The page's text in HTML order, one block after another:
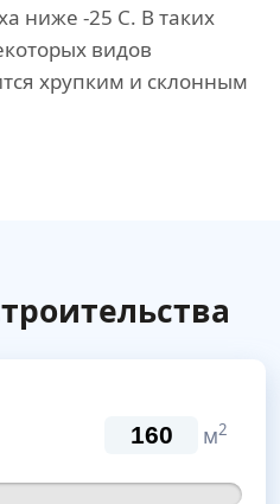
ниже -25 С. В таких
видов
хрупким и склонным
м2